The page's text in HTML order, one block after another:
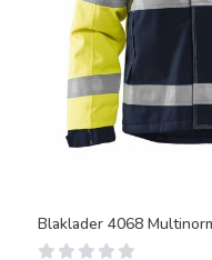
Blaklader 4068